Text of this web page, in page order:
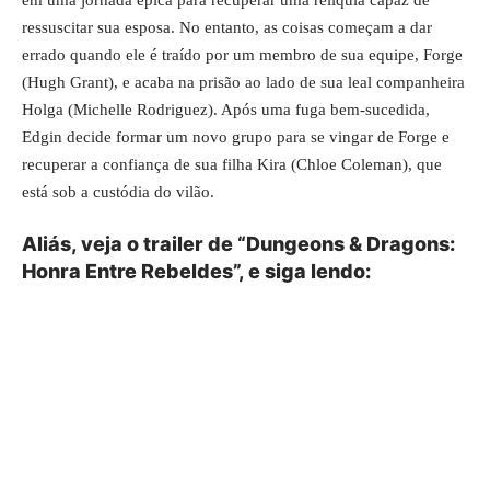
ressuscitar sua esposa. No entanto, as coisas começam a dar
errado quando ele é traído por um membro de sua equipe, Forge
(Hugh Grant), e acaba na prisão ao lado de sua leal companheira
Holga (Michelle Rodriguez). Após uma fuga bem-sucedida,
Edgin decide formar um novo grupo para se vingar de Forge e
recuperar a confiança de sua filha Kira (Chloe Coleman), que
está sob a custódia do vilão.
Aliás, veja o trailer de “Dungeons & Dragons:
Honra Entre Rebeldes”, e siga lendo: